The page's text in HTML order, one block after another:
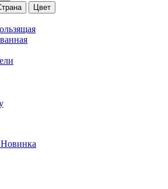
Цвет
Новинка